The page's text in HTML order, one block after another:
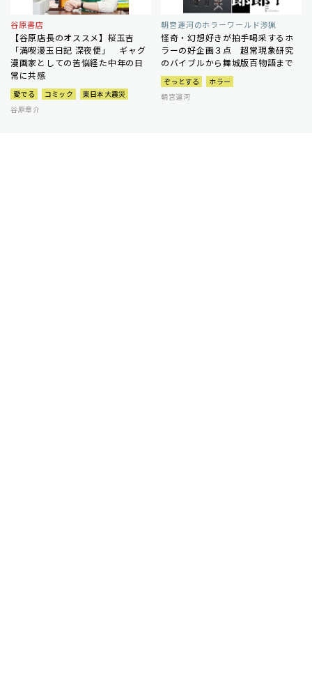
谷原書店
【谷原店長のオススメ】桜玉吉
「満喫漫玉日記 深夜便」 ギャグ
漫画家としての苦悩経た中年の日
常に共感
愛でる コミック
東日本大震災
谷原章介
朝宮運河のホラーワールド渉猟
怪奇・幻想好きが拍手喝采するホ
ラーの好企画３点 超常現象研究
のバイブルから舞城版百物語まで
ぞっとする
ホラー
朝宮運河